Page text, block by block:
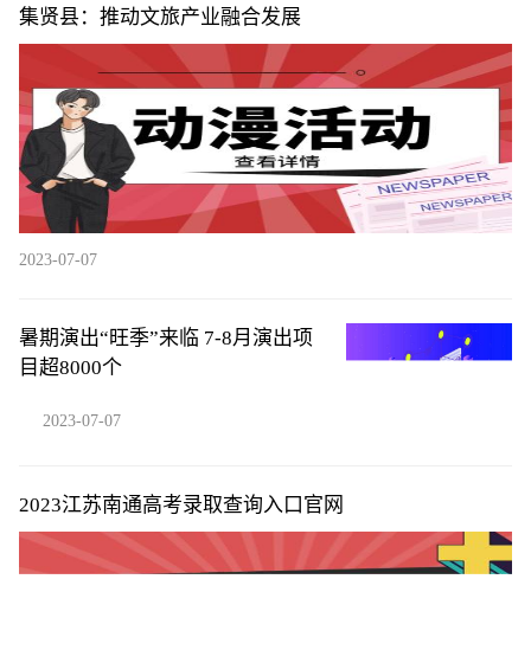
集贤县：推动文旅产业融合发展
2023-07-07
暑期演出“旺季”来临 7-8月演出项
目超8000个
2023-07-07
2023江苏南通高考录取查询入口官网